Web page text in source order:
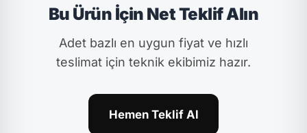
Bu Ürün İçin Net Teklif Alın
Adet bazlı en uygun fiyat ve hızlı
teslimat için teknik ekibimiz hazır.
Hemen Teklif Al